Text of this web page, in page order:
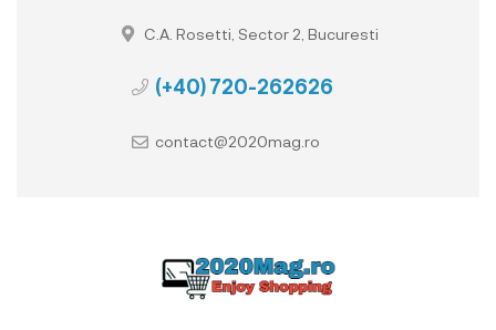
C.A. Rosetti, Sector 2, Bucuresti
(+40) 720-262626
contact@2020mag.ro